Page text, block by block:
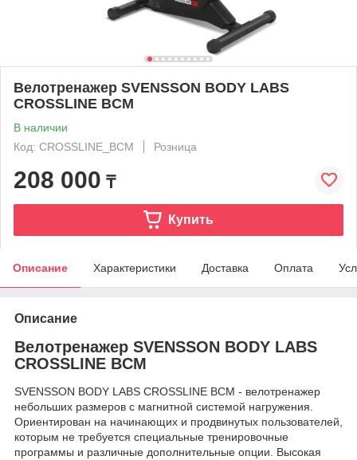
Велотренажер SVENSSON BODY LABS
CROSSLINE BCM
В наличии
Код: CROSSLINE_BCM
Розница
208 000 ₸
Купить
Описание Характеристики Доставка Оплата
Описание
Велотренажер SVENSSON BODY LABS
CROSSLINE BCM
SVENSSON BODY LABS CROSSLINE BCM - велотренажер
небольших размеров с магнитной системой нагружения.
Ориентирован на начинающих и продвинутых пользователей,
которым не требуется специальные тренировочные
программы и различные дополнительные опции. Высокая